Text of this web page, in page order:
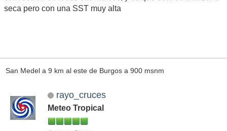
seca pero con una SST muy alta
San Medel a 9 km al este de Burgos a 900 msnm
rayo_cruces
Meteo Tropical